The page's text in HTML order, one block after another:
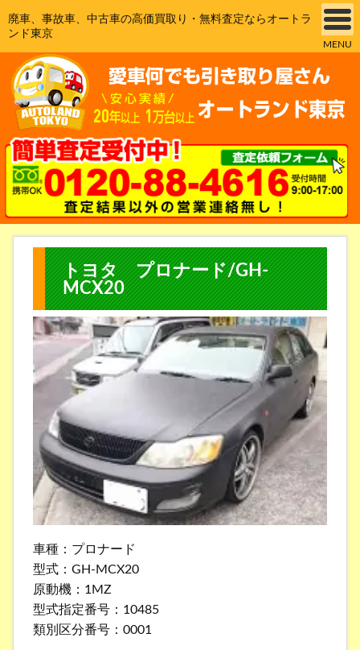
廃車、事故車、中古車の高価買取り・無料査定ならオートラ
ンド東京
MENU
トヨタ プロナード/GH-
MCX20
車種：プロナード
型式：GH-MCX20
原動機：1MZ
型式指定番号：10485
類別区分番号：0001